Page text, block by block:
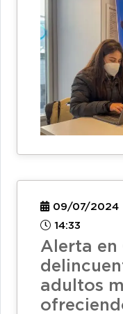
09/07/2024
14:33
Alerta en
adultos